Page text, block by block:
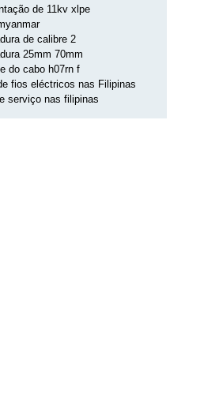
de 11kv xlpe
de calibre 2
25mm 70mm
do cabo h07rn f
fios eléctricos nas Filipinas
serviço nas filipinas